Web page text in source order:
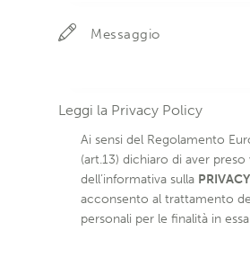
Leggi la Privacy Policy
Ai sensi del Regolamento
(art.13) dichiaro di aver preso
dell’informativa sulla
acconsento al trattamento
personali per le finalità in